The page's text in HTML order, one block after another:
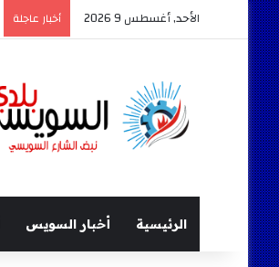
الأحد, أغسطس 9 2026 أخبار عاجلة
الرئيسية أخبار السويس